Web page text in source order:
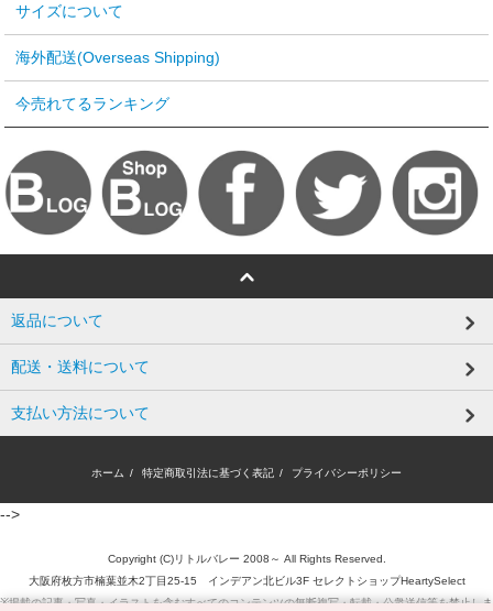
サイズについて
海外配送(Overseas Shipping)
今売れてるランキング
返品について
配送・送料について
支払い方法について
ホーム / 特定商取引法に基づく表記 / プライバシーポリシー
-->
Copyright (C)リトルバレー 2008～ All Rights Reserved.
大阪府枚方市楠葉並木2丁目25-15 インデアン北ビル3F セレクトショップHeartySelect
※掲載の記事・写真・イラストを含むすべてのコンテンツの無断複写・転載・公衆送信等を禁止しま